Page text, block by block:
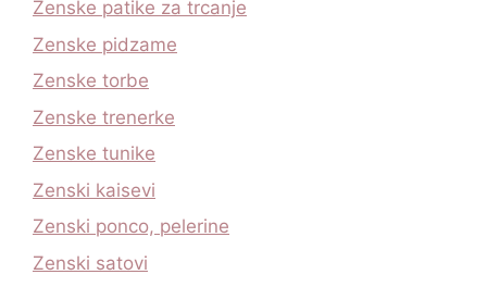
Zenske patike za trcanje
Zenske pidzame
Zenske torbe
Zenske trenerke
Zenske tunike
Zenski kaisevi
Zenski ponco, pelerine
Zenski satovi